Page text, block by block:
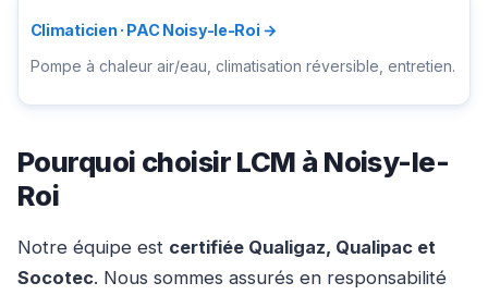
Climaticien · PAC Noisy-le-Roi →
Pompe à chaleur air/eau, climatisation réversible, entretien.
Pourquoi choisir LCM à Noisy-le-
Roi
Notre équipe est certifiée Qualigaz, Qualipac et
Socotec. Nous sommes assurés en responsabilité